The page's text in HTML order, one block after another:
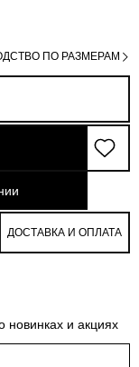
ПО РАЗМЕРАМ
размерную линейку
ДОСТАВКА И ОПЛАТА
и акциях